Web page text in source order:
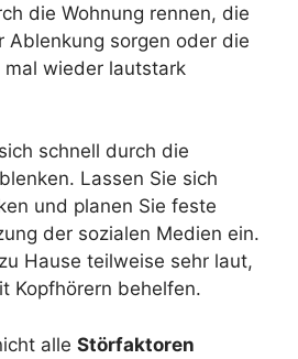
die Wohnung rennen, die
Ablenkung sorgen oder die
mal wieder lautstark
schnell durch die
Lassen Sie sich
und planen Sie feste
der sozialen Medien ein.
Hause teilweise sehr laut,
Kopfhörern behelfen.
alle Störfaktoren